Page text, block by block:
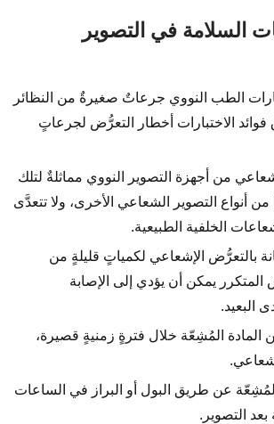
السلامة في التصوير
الطب النووي جرعاتٌ صغيرةٌ من النظائر
الاختبارات أخطار التعرُّض لجرعاتٍ
من أجهزة التصوير النووي مماثلةٌ لتلك
من أنواع التصوير الشعاعي الأخرى، ولا تتعدَّى
الخلفية الطبيعية.
بالتعرُّض الإشعاعي لكمياتٍ قليلةٍ من
المتكرر يمكن أن يؤدي إلى الإصابة
البعيد.
المادة المُشِعّة خلال فترةٍ زمنيةٍ قصيرة،
عن طريق البول أو البراز في الساعات
بعد التصوير.